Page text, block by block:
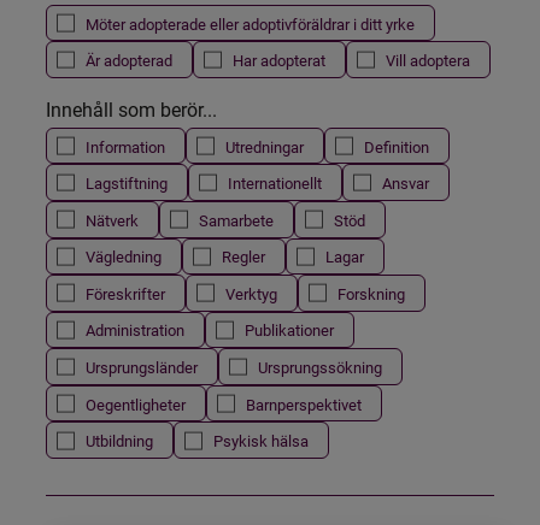
Möter adopterade eller adoptivföräldrar i ditt yrke
Är adopterad
Har adopterat Vill adoptera
Innehåll som berör...
Information Utredningar
Definition
Lagstiftning
Internationellt
Ansvar
Nätverk
Samarbete
Stöd
Vägledning
Regler
Lagar
Föreskrifter
Verktyg
Forskning
Administration
Publikationer
Ursprungsländer
Ursprungssökning
Oegentligheter
Barnperspektivet
Utbildning
Psykisk hälsa